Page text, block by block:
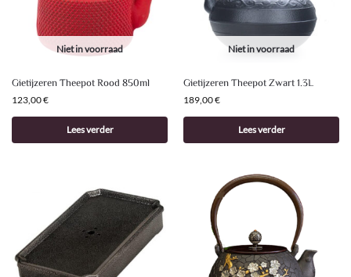
Niet in voorraad
Gietijzeren Theepot Rood 850ml
123,00€
Lees verder
Niet in voorraad
Gietijzeren Theepot Zwart 1.3L
189,00€
Lees verder